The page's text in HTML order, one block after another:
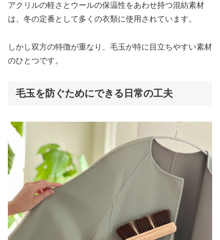
アクリルの軽さとウールの保温性をあわせ持つ混紡素材
は、冬の定番として多くの衣類に使用されています。
しかし双方の特徴が重なり、毛玉が特に目立ちやすい素材
のひとつです。
毛玉を防ぐためにできる日常の工夫